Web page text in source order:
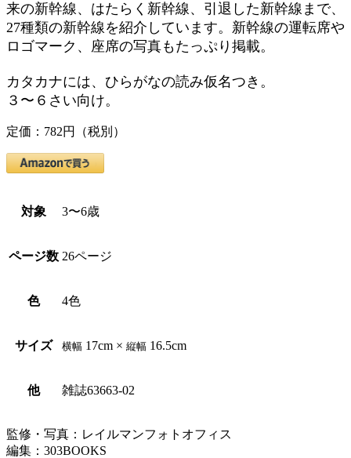
来の新幹線、はたらく新幹線、引退した新幹線まで、
27種類の新幹線を紹介しています。新幹線の運転席や
ロゴマーク、座席の写真もたっぷり掲載。
カタカナには、ひらがなの読み仮名つき。
３〜６さい向け。
定価：782円（税別）
対象 3〜6歳
ページ数 26ページ
色 4色
サイズ 横幅 17cm × 縦幅 16.5cm
他 雑誌63663-02
監修・写真：レイルマンフォトオフィス
編集：303BOOKS